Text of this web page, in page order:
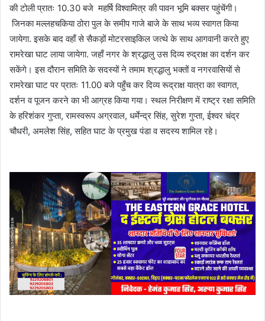
की टोली प्रातः 10.30 बजे महर्षि विश्वामित्र की पावन भूमि बक्सर पहुंचेंगी।
जिनका मल्लहचकिया ठोरा पुल के समीप गाजे बाजे के साथ भव्य स्वागत किया
जायेगा. इसके बाद वहाँ से सैकड़ों मोटरसाइकिल जत्थे के साथ आगवानी करते हुए
रामरेखा घाट लाया जायेगा. जहाँ नगर के श्रद्धालु उस दिव्य रुद्राक्ष का दर्शन कर
सकेंगे। इस दौरान समिति के सदस्यों ने तमाम श्रद्धालु भक्तों व नगरवासियों से
रामरेखा घाट पर प्रातः 11.00 बजे पहुँच कर दिव्य रूद्राक्ष यात्रा का स्वागत,
दर्शन व पूजन करने का भी आग्रह किया गया। स्थल निरीक्षण में राष्ट्र रक्षा समिति
के हरिशंकर गुप्ता, रामस्वरूप अग्रवाल, धर्मेन्द्र सिंह, सुरेश गुप्ता, ईश्वर चंद्र
चौधरी, अमलेश सिंह, सहित घाट के प्रमुख पंडा व सदस्य शामिल रहे।